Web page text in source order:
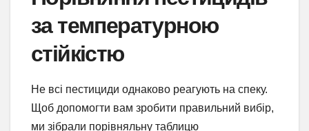
за температурною
стійкістю
Не всі пестициди однаково реагують на спеку.
Щоб допомогти вам зробити правильний вибір,
ми зібрали порівняльну таблицю